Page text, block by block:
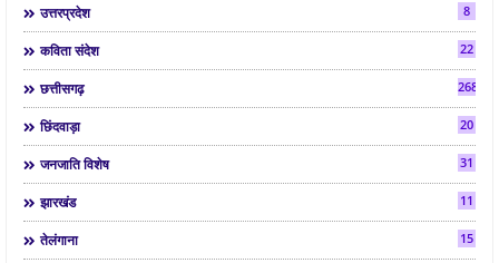
उत्तरप्रदेश 8
कविता संदेश 22
छत्तीसगढ़ 268
छिंदवाड़ा 20
जनजाति विशेष 31
झारखंड 11
तेलंगाना 15